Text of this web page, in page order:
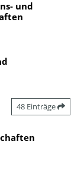
und
48 Einträge